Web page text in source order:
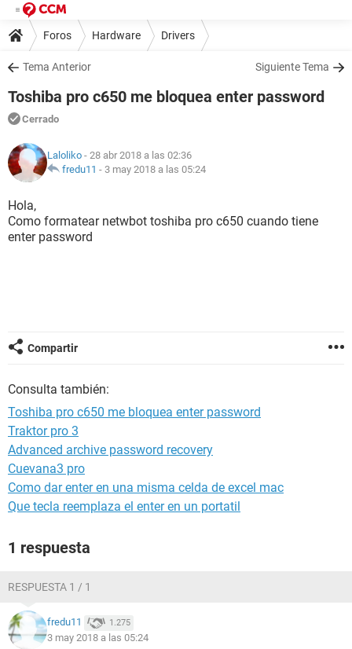
Foros Hardware Drivers
Tema Anterior Siguiente Tema
Toshiba pro c650 me bloquea enter password
Cerrado
Laloliko - 28 abr 2018 a las 02:36
fredu11 - 3 may 2018 a las 05:24
Hola,
Como formatear netwbot toshiba pro c650 cuando tiene
enter password
Compartir
Consulta también:
Toshiba pro c650 me bloquea enter password
Traktor pro 3
Advanced archive password recovery
Cuevana3 pro
Como dar enter en una misma celda de excel mac
Que tecla reemplaza el enter en un portatil
1 respuesta
RESPUESTA 1 / 1
fredu11 1.275
3 may 2018 a las 05:24